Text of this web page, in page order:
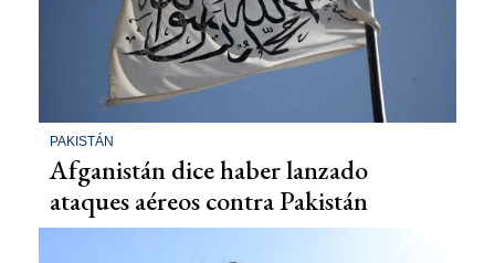
PAKISTÁN
Afganistán dice haber lanzado
ataques aéreos contra Pakistán